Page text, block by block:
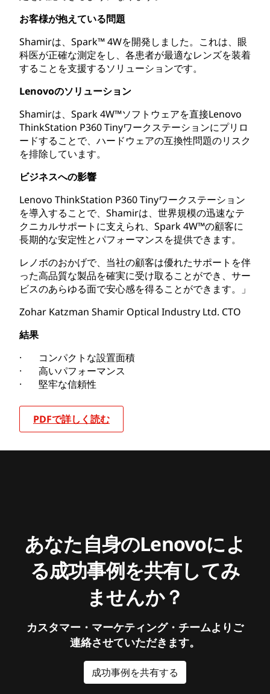
お客様が抱えている問題
Shamirは、Spark™ 4Wを開発しました。これは、眼
科医が正確な測定をし、各患者が最適なレンズを装着
することを支援するソリューションです。
Lenovoのソリューション
Shamirは、Spark 4W™ソフトウェアを直接Lenovo
ThinkStation P360 Tinyワークステーションにプリロ
ードすることで、ハードウェアの互換性問題のリスク
を排除しています。
ビジネスへの影響
Lenovo ThinkStation P360 Tinyワークステーション
を導入することで、Shamirは、世界規模の迅速なテ
クニカルサポートに支えられ、Spark 4W™の顧客に
長期的な安定性とパフォーマンスを提供できます。
レノボのおかげで、当社の顧客は優れたサポートを伴
った高品質な製品を確実に受け取ることができ、サー
ビスのあらゆる面で安心感を得ることができます。」
Zohar Katzman Shamir Optical Industry Ltd. CTO
結果
· コンパクトな設置面積
· 高いパフォーマンス
· 堅牢な信頼性
PDFで詳しく読む
あなた自身のLenovoによ
る成功事例を共有してみ
ませんか？
カスタマー・マーケティング・チームよりご
連絡させていただきます。
成功事例を共有する